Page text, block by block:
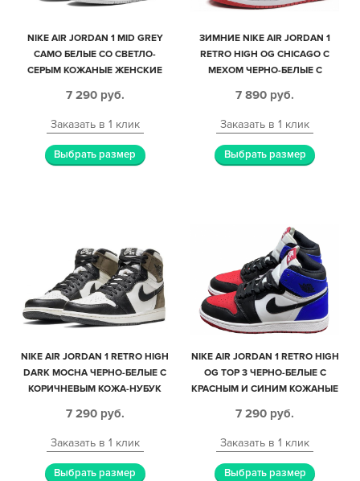
NIKE AIR JORDAN 1 MID GREY
CAMO БЕЛЫЕ СО СВЕТЛО-
СЕРЫМ КОЖАНЫЕ ЖЕНСКИЕ
7 290 руб.
Заказать в 1 клик
Выбрать размер
ЗИМНИЕ NIKE AIR JORDAN 1
RETRO HIGH OG CHICAGO С
МЕХОМ ЧЕРНО-БЕЛЫЕ С
МУЖСКИЕ-ЖЕНСКИЕ (35-44)
7 890 руб.
Заказать в 1 клик
Выбрать размер
NIKE AIR JORDAN 1 RETRO HIGH
DARK MOCHA ЧЕРНО-БЕЛЫЕ С
КОРИЧНЕВЫМ КОЖА-НУБУК
7 290 руб.
Заказать в 1 клик
Выбрать размер
NIKE AIR JORDAN 1 RETRO HIGH
OG TOP 3 ЧЕРНО-БЕЛЫЕ С
КРАСНЫМ И СИНИМ КОЖАНЫЕ
7 290 руб.
Заказать в 1 клик
Выбрать размер